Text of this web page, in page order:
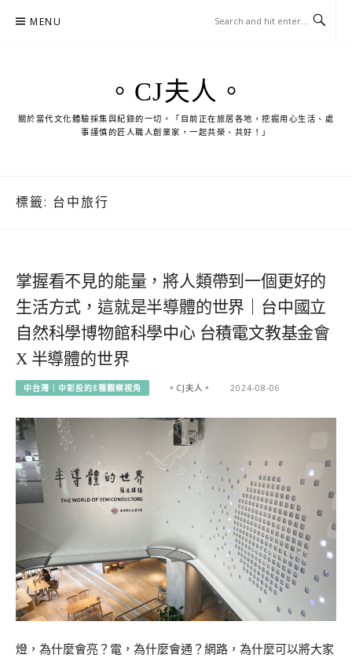
MENU
。CJ夫人。
關於當代文化體驗採集與紀錄的一切。「目前正在旅居各地，挖掘用心生活、處
事謹慎的匠人職人創業家，一起共榮、共好！」
標籤: 台中旅行
掌握看不見的能量，將人類帶到一個更好的
生活方式，這就是半導體的世界｜台中國立
自然科學博物館科學中心 台積電文教基金會
X 半導體的世界
中台灣｜中彰投的8種觀察視角 。CJ夫人。 2024-08-06
燈，為什麼會亮？電，為什麼會通？網路，為什麼可以將大家